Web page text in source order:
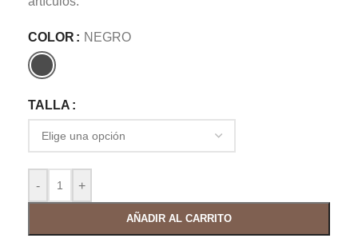
COLOR NEGRO
TALLA
- +
AÑADIR AL CARRITO